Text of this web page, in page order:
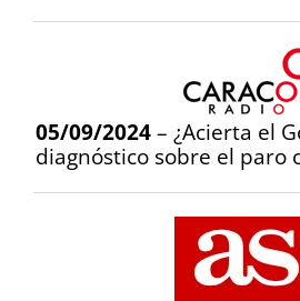
05/09/2024 – ¿Acierta el
diagnóstico sobre el paro